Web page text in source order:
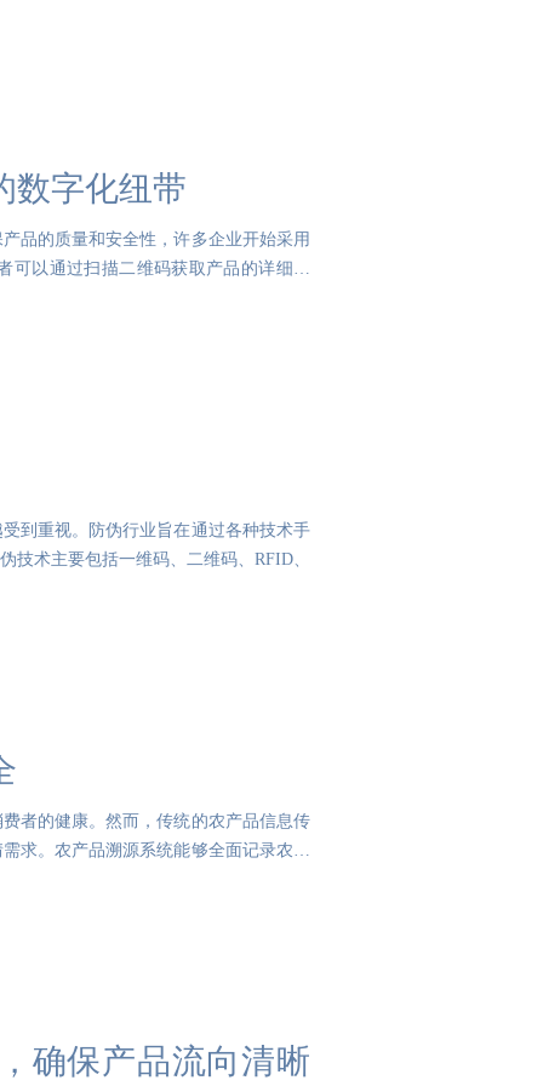
数字化纽带
品的质量和安全性，许多企业开始采用
可以通过扫描二维码获取产品的详细信
到重视。防伪行业旨在通过各种技术手
技术主要包括一维码、二维码、RFID、
者的健康。然而，传统的农产品信息传
求。农产品溯源系统能够全面记录农作
确保产品流向清晰